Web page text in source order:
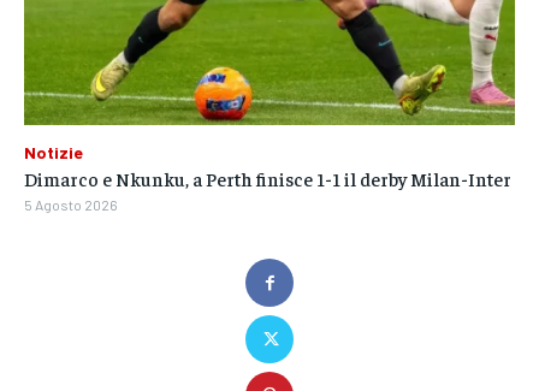
Notizie
Dimarco e Nkunku, a Perth finisce 1-1 il derby Milan-Inter
5 Agosto 2026